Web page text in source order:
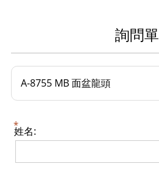
詢問單
A-8755 MB 面盆龍頭
姓名: